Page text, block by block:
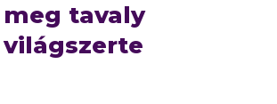
meg tavaly
világszerte